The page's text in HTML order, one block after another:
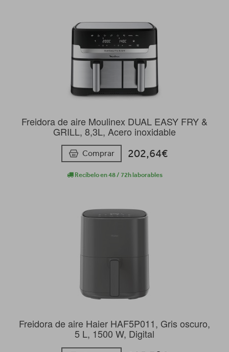
Freidora de aire Moulinex DUAL EASY FRY &
GRILL, 8,3L, Acero inoxidable
Comprar 202,64€
Recíbelo en 48 / 72h laborables
Freidora de aire Haier HAF5P011, Gris oscuro,
5 L, 1500 W, Digital